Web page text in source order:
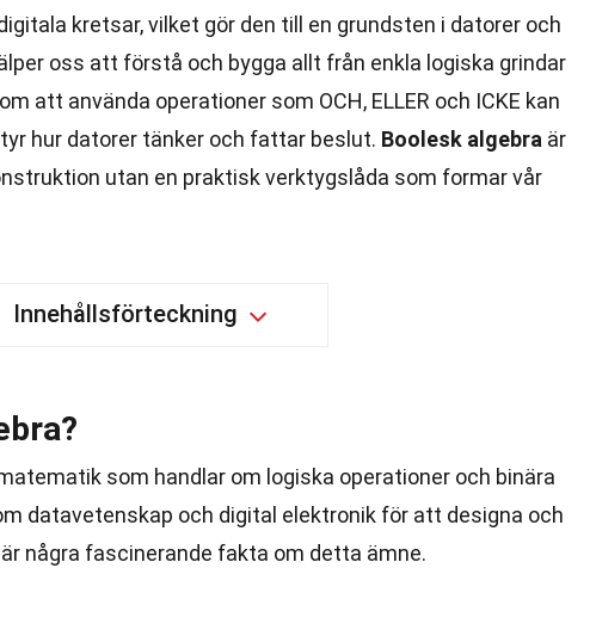
kretsar, vilket gör den till en grundsten i datorer och
oss att förstå och bygga allt från enkla logiska grindar
att använda operationer som OCH, ELLER och ICKE kan
hur datorer tänker och fattar beslut. Boolesk algebra är
utan en praktisk verktygslåda som formar vår
Innehållsförteckning
som handlar om logiska operationer och binära
datavetenskap och digital elektronik för att designa och
några fascinerande fakta om detta ämne.